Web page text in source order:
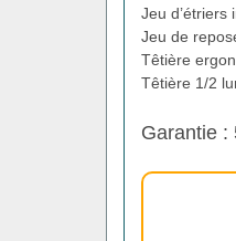
Jeu d’étriers
Jeu de
Têtière
Têtière 1/2
Garantie :